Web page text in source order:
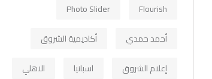
Flourish
Photo Slider
أحمد حمدي
أكاديمية الشروق
إعلام الشروق
اسبانيا
الاهلي